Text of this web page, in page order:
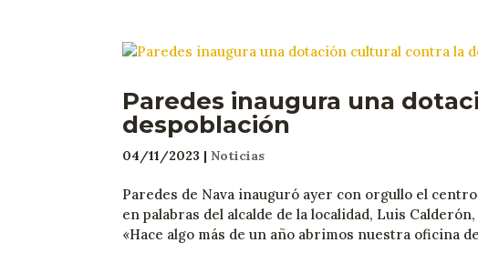
Paredes inaugura una
despoblación
04/11/2023 |Noticias
Paredes de Nava inauguró ayer con orgullo el
en palabras del alcalde de la localidad, Luis
«Hace algo más de un año abrimos nuestra oficina